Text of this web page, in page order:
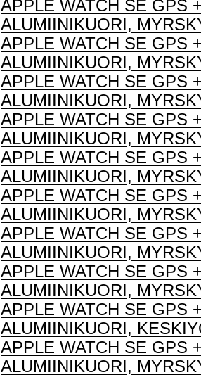
APPLE WATCH SE GPS
ALUMIINIKUORI,
APPLE WATCH SE GPS
ALUMIINIKUORI,
APPLE WATCH SE GPS
ALUMIINIKUORI,
APPLE WATCH SE GPS
ALUMIINIKUORI,
APPLE WATCH SE GPS
ALUMIINIKUORI,
APPLE WATCH SE GPS
ALUMIINIKUORI,
APPLE WATCH SE GPS
ALUMIINIKUORI,
APPLE WATCH SE GPS
ALUMIINIKUORI,
APPLE WATCH SE GPS
ALUMIINIKUORI,
APPLE WATCH SE GPS
ALUMIINIKUORI,